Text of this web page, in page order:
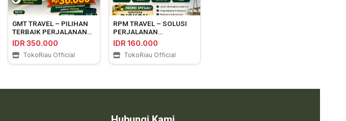
GMT TRAVEL – PILIHAN
TERBAIK PERJALANAN
PEKANBARU ⇄
BENGKULU
IDR 350.000
TokoRiau Official
RPM TRAVEL – SOLUSI
PERJALANAN
PEKANBARU ⇄ DUMAI
IDR 160.000
TokoRiau Official